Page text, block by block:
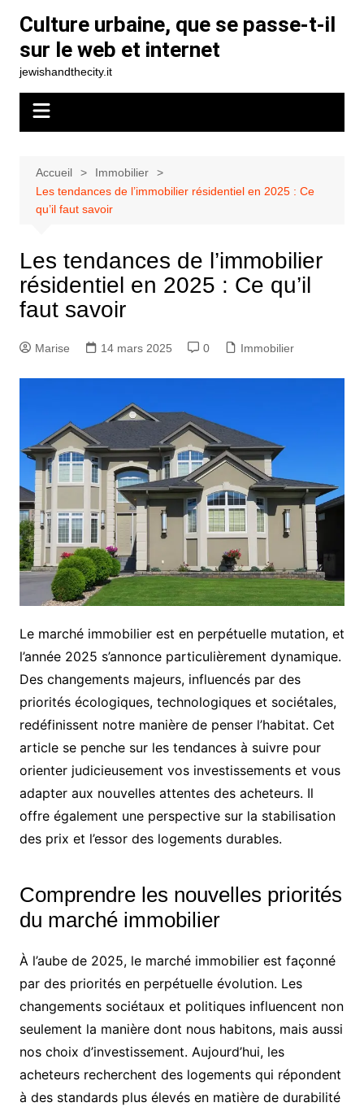
contenu
Culture urbaine, que se passe-t-il
sur le web et internet
jewishandthecity.it
Accueil
Immobilier
Les tendances de l’immobilier résidentiel en 2025 : Ce
qu’il faut savoir
Les tendances de l’immobilier
résidentiel en 2025 : Ce qu’il
faut savoir
Marise 14 mars 2025 0 Immobilier
Le marché immobilier est en perpétuelle mutation, et
l’année 2025 s’annonce particulièrement dynamique.
Des changements majeurs, influencés par des
priorités écologiques, technologiques et sociétales,
redéfinissent notre manière de penser l’habitat. Cet
article se penche sur les tendances à suivre pour
orienter judicieusement vos investissements et vous
adapter aux nouvelles attentes des acheteurs. Il
offre également une perspective sur la stabilisation
des prix et l’essor des logements durables.
Comprendre les nouvelles priorités
du marché immobilier
À l’aube de 2025, le marché immobilier est façonné
par des priorités en perpétuelle évolution. Les
changements sociétaux et politiques influencent non
seulement la manière dont nous habitons, mais aussi
nos choix d’investissement. Aujourd’hui, les
acheteurs recherchent des logements qui répondent
à des standards plus élevés en matière de durabilité